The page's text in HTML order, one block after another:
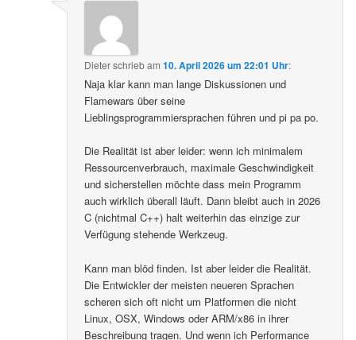
Dieterschriebam10. April 2026 um 22:01 Uhr:
Naja klar kann man lange Diskussionen und
Flamewars über seine
Lieblingsprogrammiersprachen führen und pi pa po.
Die Realität ist aber leider: wenn ich minimalem
Ressourcenverbrauch, maximale Geschwindigkeit
und sicherstellen möchte dass mein Programm
auch wirklich überall läuft. Dann bleibt auch in 2026
C (nichtmal C++) halt weiterhin das einzige zur
Verfügung stehende Werkzeug.
Kann man blöd finden. Ist aber leider die Realität.
Die Entwickler der meisten neueren Sprachen
scheren sich oft nicht um Platformen die nicht
Linux, OSX, Windows oder ARM/x86 in ihrer
Beschreibung tragen. Und wenn ich Performance